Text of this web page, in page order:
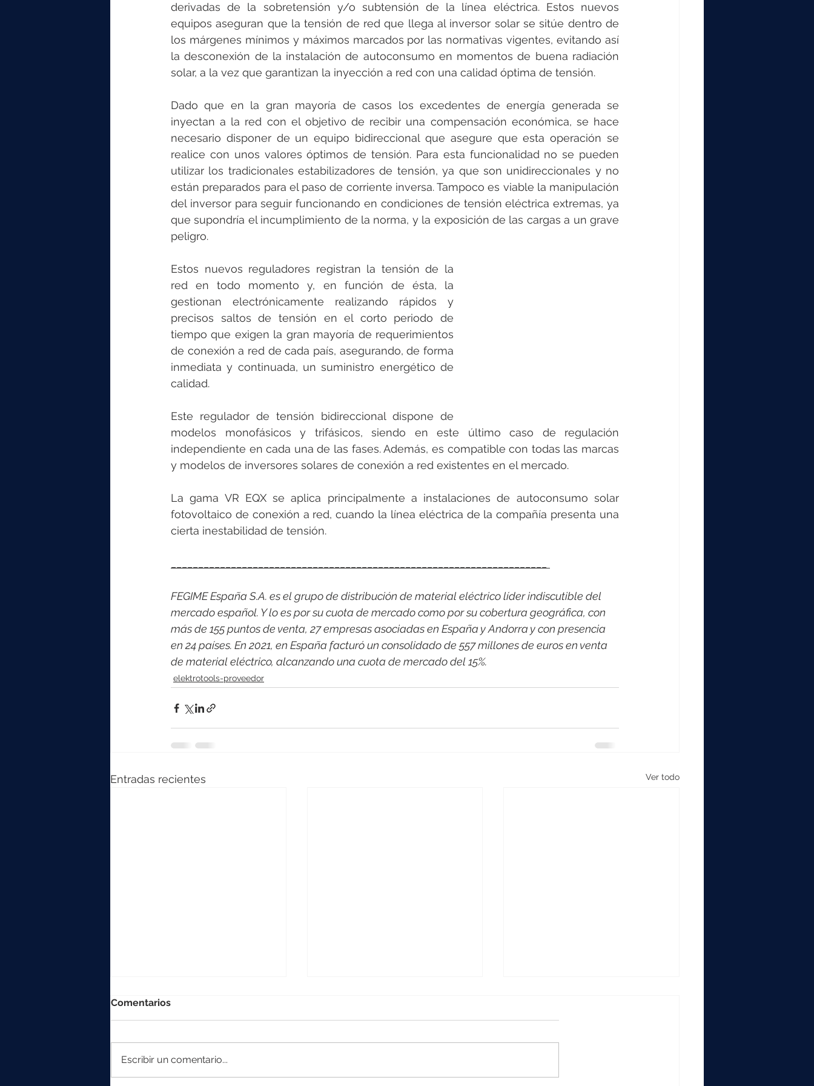
elektrotools-P065000 elektrotools-P040000 elektrotools-P059000 elektrotools-P002000
elektrotools-P052000 elektrotools-P064000
elektrotools-P046000
derivadas de la sobretensión y/o subtensión de la línea eléctrica. Estos nuevos
equipos aseguran que la tensión de red que llega al inversor solar se sitúe dentro de
los márgenes mínimos y máximos marcados por las normativas vigentes, evitando así
la desconexión de la instalación de autoconsumo en momentos de buena radiación
solar, a la vez que garantizan la inyección a red con una calidad óptima de tensión.
Dado que en la gran mayoría de casos los excedentes de energía generada se
inyectan a la red con el objetivo de recibir una compensación económica, se hace
necesario disponer de un equipo bidireccional que asegure que esta operación se
realice con unos valores óptimos de tensión. Para esta funcionalidad no se pueden
utilizar los tradicionales estabilizadores de tensión, ya que son unidireccionales y no
están preparados para el paso de corriente inversa. Tampoco es viable la manipulación
del inversor para seguir funcionando en condiciones de tensión eléctrica extremas, ya
que supondría el incumplimiento de la norma, y la exposición de las cargas a un grave
peligro.
Estos nuevos reguladores registran la tensión de la
red en todo momento y, en función de ésta, la
gestionan electrónicamente realizando rápidos y
precisos saltos de tensión en el corto periodo de
tiempo que exigen la gran mayoría de requerimientos
de conexión a red de cada país, asegurando, de forma
inmediata y continuada, un suministro energético de
calidad.
Este regulador de tensión bidireccional dispone de
modelos monofásicos y trifásicos, siendo en este último caso de regulación
independiente en cada una de las fases. Además, es compatible con todas las marcas
y modelos de inversores solares de conexión a red existentes en el mercado.
La gama VR EQX se aplica principalmente a instalaciones de autoconsumo solar
fotovoltaico de conexión a red, cuando la línea eléctrica de la compañía presenta una
cierta inestabilidad de tensión.
FEGIME España S.A. es el grupo de distribución de material eléctrico líder indiscutible del
mercado español. Y lo es por su cuota de mercado como por su cobertura geográfica, con
más de 155 puntos de venta, 27 empresas asociadas en España y Andorra y con presencia
en 24 países. En 2021, en España facturó un consolidado de 557 millones de euros en venta
de material eléctrico, alcanzando una cuota de mercado del 15%.
elektrotools-proveedor
Entradas recientes Ver todo
Comentarios
Escribir un comentario...